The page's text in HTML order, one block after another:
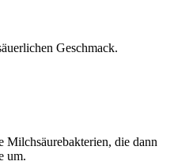
Geschmack.
Milchsäurebakterien, die dann
um.